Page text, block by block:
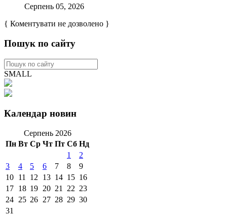
Серпень 05, 2026
{ Коментувати не дозволено }
Пошук по сайту
SMALL
Календар новин
Серпень 2026
Пн Вт Ср Чт Пт Сб Нд
1
2
3
4 5 6 7 8
9
10 11 12 13 14 15 16
17 18 19 20 21 22 23
24 25 26 27 28 29 30
31